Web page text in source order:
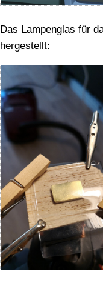
Das Lampenglas für
hergestellt: